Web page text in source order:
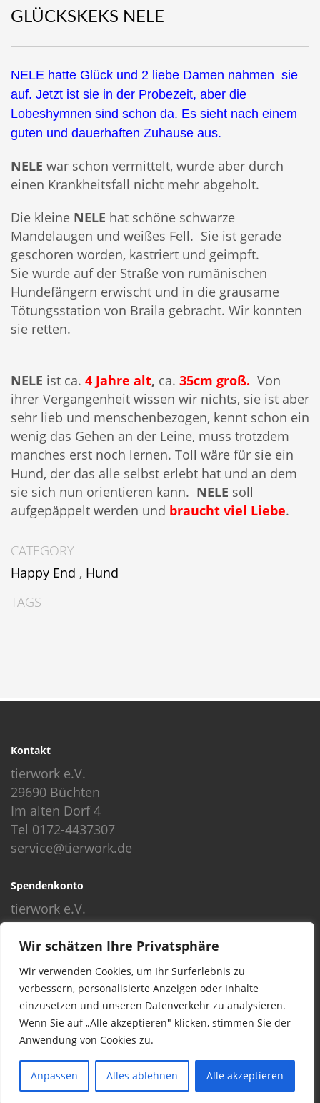
Wir schätzen Ihre Privatsphäre
Wir verwenden Cookies, um Ihr Surferlebnis zu
verbessern, personalisierte Anzeigen oder Inhalte
einzusetzen und unseren Datenverkehr zu analysieren.
Wenn Sie auf „Alle akzeptieren" klicken, stimmen Sie der
Anwendung von Cookies zu.
Anpassen Alles ablehnen Alle akzeptieren
GLÜCKSKEKS NELE
NELE hatte Glück und 2 liebe Damen nahmen sie
auf. Jetzt ist sie in der Probezeit, aber die
Lobeshymnen sind schon da. Es sieht nach einem
guten und dauerhaften Zuhause aus.
NELE war schon vermittelt, wurde aber durch
einen Krankheitsfall nicht mehr abgeholt.
Die kleine NELE hat schöne schwarze
Mandelaugen und weißes Fell. Sie ist gerade
geschoren worden, kastriert und geimpft.
Sie wurde auf der Straße von rumänischen
Hundefängern erwischt und in die grausame
Tötungsstation von Braila gebracht. Wir konnten
sie retten.
NELE ist ca. 4 Jahre alt, ca. 35cm groß. Von
ihrer Vergangenheit wissen wir nichts, sie ist aber
sehr lieb und menschenbezogen, kennt schon ein
wenig das Gehen an der Leine, muss trotzdem
manches erst noch lernen. Toll wäre für sie ein
Hund, der das alle selbst erlebt hat und an dem
sie sich nun orientieren kann. NELE soll
aufgepäppelt werden und braucht viel Liebe.
CATEGORY
Happy End , Hund
TAGS
Kontakt
tierwork e.V.
29690 Büchten
Im alten Dorf 4
Tel 0172-4437307
service@tierwork.de
Spendenkonto
tierwork e.V.
Volksbank
BLZ: 24060300
Konto: 4902218000
IBAN: DE68240603004902218000
BIC: GENODEF1NBU
© 2016 Copyright by tierwork. All rights reserved.